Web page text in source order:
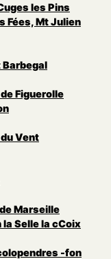
les Pins
Fées, Mt Julien
Barbegal
Figuerolle
Vent
Marseille
Selle la cCoix
-fon